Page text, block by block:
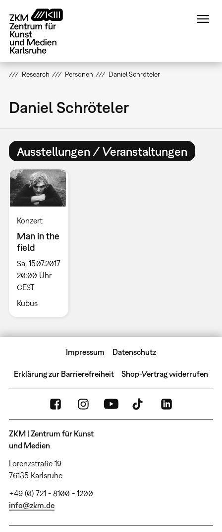
zum
Inhalt
Research Personen Daniel Schröteler
Daniel Schröteler
Ausstellungen / Veranstaltungen
Konzert
Man in the
field
Sa, 15.07.2017
20:00 Uhr
CEST
Kubus
Impressum Datenschutz
Erklärung zur Barrierefreiheit Shop-Vertrag widerrufen
ZKM | Zentrum für Kunst
und Medien
Lorenzstraße 19
76135 Karlsruhe
+49 (0) 721 - 8100 - 1200
info@zkm.de